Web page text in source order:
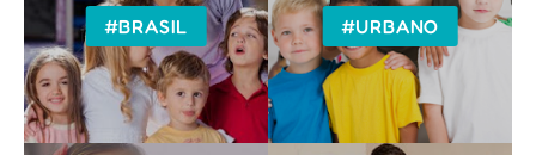
#BRASIL #URBANO